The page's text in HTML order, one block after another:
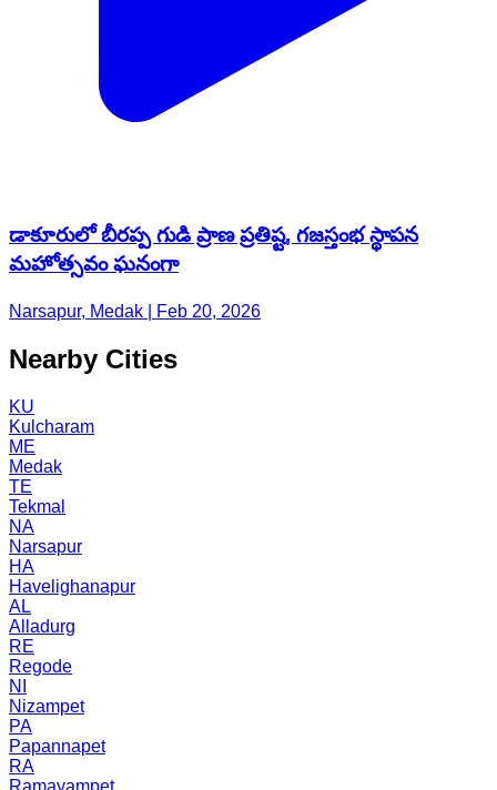
డాకూరులో బీరప్ప గుడి ప్రాణ ప్రతిష్ట, గజస్తంభ స్థాపన
మహోత్సవం ఘనంగా
Narsapur, Medak | Feb 20, 2026
Nearby Cities
KU
Kulcharam
ME
Medak
TE
Tekmal
NA
Narsapur
HA
Havelighanapur
AL
Alladurg
RE
Regode
NI
Nizampet
PA
Papannapet
RA
Ramayampet